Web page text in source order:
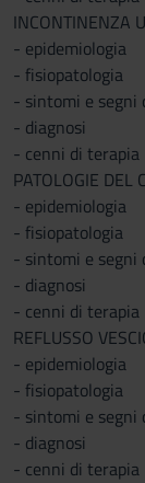
INCONTINENZA
- epidemiologia
- fisiopatologia
- sintomi e segni
- diagnosi
- cenni di terapia
PATOLOGIE DEL
- epidemiologia
- fisiopatologia
- sintomi e segni
- diagnosi
- cenni di terapia
REFLUSSO
- epidemiologia
- fisiopatologia
- sintomi e segni
- diagnosi
- cenni di terapia